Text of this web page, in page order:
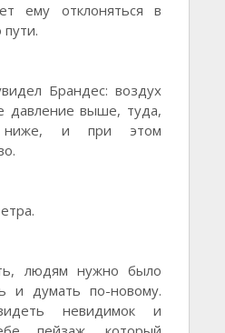
ему отклоняться в
пути.
Брандес: воздух
давление выше, туда,
ниже, и при этом
людям нужно было
и думать по-новому.
невидимок и